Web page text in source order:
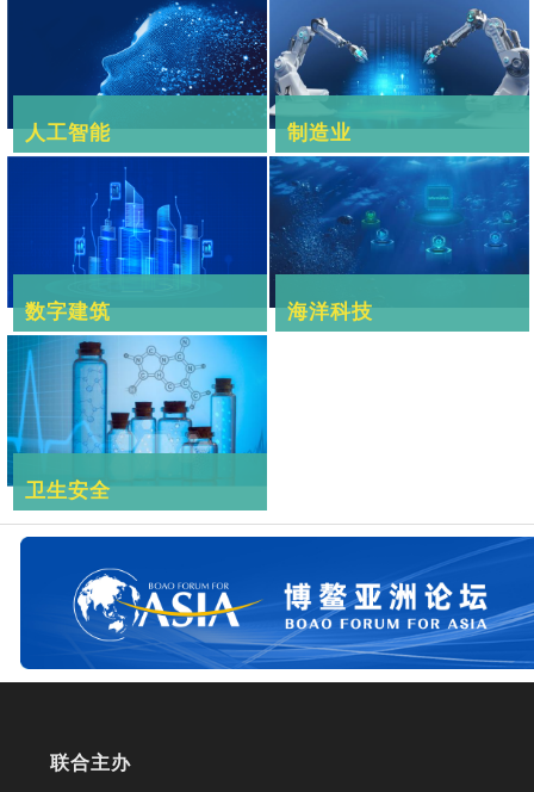
人工智能 制造业
数字建筑 海洋科技
卫生安全
联合主办